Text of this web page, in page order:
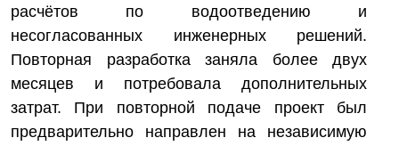
расчётов по водоотведению и
несогласованных инженерных решений.
Повторная разработка заняла более двух
месяцев и потребовала дополнительных
затрат. При повторной подаче проект был
предварительно направлен на независимую